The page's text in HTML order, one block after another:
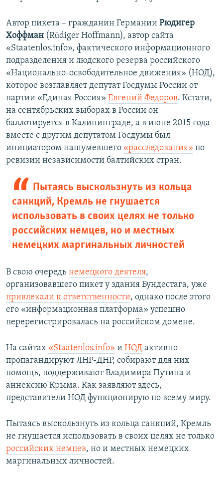
Автор пикета – гражданин Германии Рюдигер
Хоффман (Rüdiger Hoffmann), автор сайта
«Staatenlos.info», фактического информационного
подразделения и людского резерва российского
«Национально-освободительное движения» (НОД),
которое возглавляет депутат Госдумы России от
партии «Единая Россия» Евгений Федоров. Кстати,
на сентябрьских выборах в России он
баллотируется в Калининграде, а в июне 2015 года
вместе с другим депутатом Госдумы был
инициатором нашумевшего «расследования» по
ревизии независимости балтийских стран.
Пытаясь выскользнуть из кольца
санкций, Кремль не гнушается
использовать в своих целях не только
российских немцев, но и местных
немецких маргинальных личностей
В свою очередь немецкого деятеля,
организовавшего пикет у здания Бундестага, уже
привлекали к ответственности, однако после этого
его «информационная платформа» успешно
перерегистрировалась на российском домене.
На сайтах «Staatenlos.info» и НОД активно
пропагандируют ЛНР-ДНР, собирают для них
помощь, поддерживают Владимира Путина и
аннексию Крыма. Как заявляют здесь,
представители НОД функционирую по всему миру.
Пытаясь выскользнуть из кольца санкций, Кремль
не гнушается использовать в своих целях не только
российских немцев, но и местных немецких
маргинальных личностей.